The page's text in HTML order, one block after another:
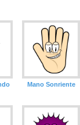
Mano Sonriente